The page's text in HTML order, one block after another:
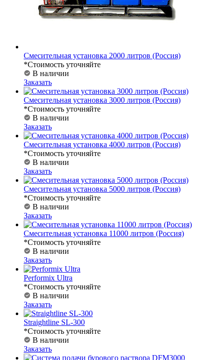
Смесительная установка 2000 литров (Россия)
*Стоимость уточняйте
В наличии
Заказать
Смесительная установка 3000 литров (Россия)
*Стоимость уточняйте
В наличии
Заказать
Смесительная установка 4000 литров (Россия)
*Стоимость уточняйте
В наличии
Заказать
Смесительная установка 5000 литров (Россия)
*Стоимость уточняйте
В наличии
Заказать
Смесительная установка 11000 литров (Россия)
*Стоимость уточняйте
В наличии
Заказать
Performix Ultra
*Стоимость уточняйте
В наличии
Заказать
Straightline SL-300
*Стоимость уточняйте
В наличии
Заказать